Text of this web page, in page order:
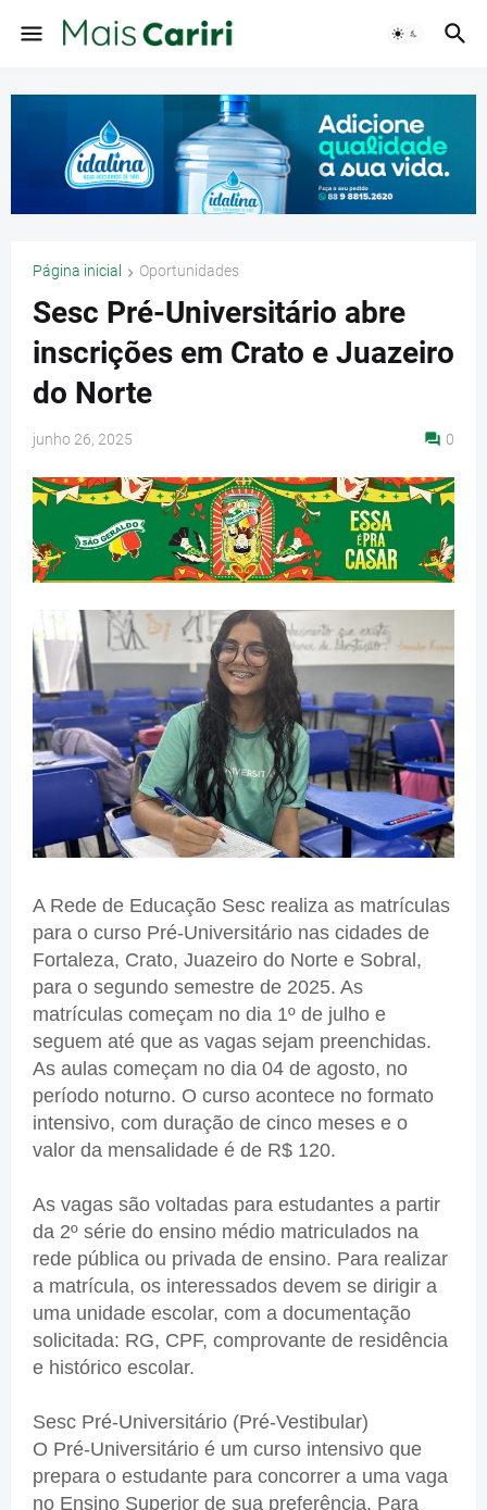
Página inicial Oportunidades
Sesc Pré-Universitário abre
inscrições em Crato e Juazeiro
do Norte
junho 26, 2025 0
A Rede de Educação Sesc realiza as matrículas
para o curso Pré-Universitário nas cidades de
Fortaleza, Crato, Juazeiro do Norte e Sobral,
para o segundo semestre de 2025. As
matrículas começam no dia 1º de julho e
seguem até que as vagas sejam preenchidas.
As aulas começam no dia 04 de agosto, no
período noturno. O curso acontece no formato
intensivo, com duração de cinco meses e o
valor da mensalidade é de R$ 120.
As vagas são voltadas para estudantes a partir
da 2º série do ensino médio matriculados na
rede pública ou privada de ensino. Para realizar
a matrícula, os interessados devem se dirigir a
uma unidade escolar, com a documentação
solicitada: RG, CPF, comprovante de residência
e histórico escolar.
Sesc Pré-Universitário (Pré-Vestibular)
O Pré-Universitário é um curso intensivo que
prepara o estudante para concorrer a uma vaga
no Ensino Superior de sua preferência. Para